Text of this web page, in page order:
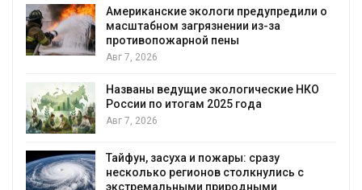
Панамский канал вновь ограничивает
загрузку судов из-за дефицита пресной
воды
Авг 6, 2026
В китайской провинции Шэньси из-за
паводков эвакуировали более 140 тыс.
человек
МЕГА и ВкусВилл установили
экообменники для сбора вторсырья